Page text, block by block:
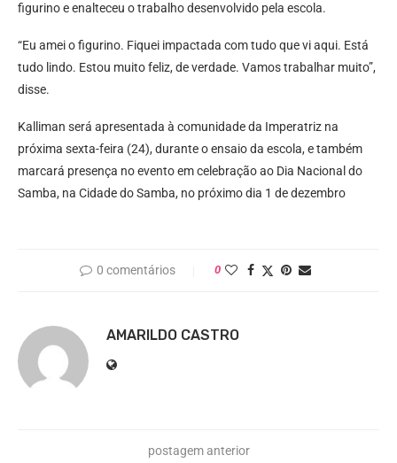
figurino e enalteceu o trabalho desenvolvido pela escola.
“Eu amei o figurino. Fiquei impactada com tudo que vi aqui. Está
tudo lindo. Estou muito feliz, de verdade. Vamos trabalhar muito”,
disse.
Kalliman será apresentada à comunidade da Imperatriz na
próxima sexta-feira (24), durante o ensaio da escola, e também
marcará presença no evento em celebração ao Dia Nacional do
Samba, na Cidade do Samba, no próximo dia 1 de dezembro
0 comentários 0
AMARILDO CASTRO
postagem anterior